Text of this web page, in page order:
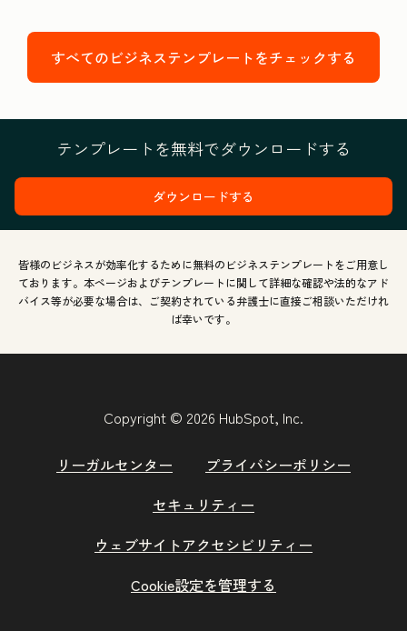
すべてのビジネステンプレートをチェックする
テンプレートを無料でダウンロードする
ダウンロードする
皆様のビジネスが効率化するために無料のビジネステンプレートをご用意し
ております。本ページおよびテンプレートに関して詳細な確認や法的なアド
バイス等が必要な場合は、ご契約されている弁護士に直接ご相談いただけれ
ば幸いです。
Copyright © 2026 HubSpot, Inc.
リーガルセンター
プライバシーポリシー
セキュリティー
ウェブサイトアクセシビリティー
Cookie設定を管理する